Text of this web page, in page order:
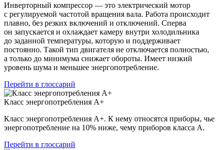
Инверторный компрессор — это электрический мотор
с регулируемой частотой вращения вала. Работа происходит
плавно, без резких включений и отключений. Сперва
он запускается и охлаждает камеру внутри холодильника
до заданной температуры, которую и поддерживает
постоянно. Такой тип двигателя не отключается полностью,
а только до минимума снижает обороты. Имеет низкий
уровень шума и меньшее энергопотребление.
Перейти в глоссарий
Класс энергопотребления А+
Класс энергопотребления А+. К нему относятся приборы, чье
энергопотребление на 10% ниже, чему приборов класса А.
Перейти в глоссарий